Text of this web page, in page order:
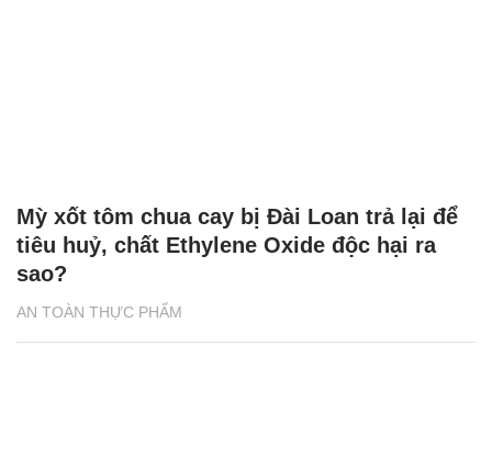
AN TOÀN THỰC PHẨM
Mỳ xốt tôm chua cay bị Đài Loan trả lại để
tiêu huỷ, chất Ethylene Oxide độc hại ra
sao?